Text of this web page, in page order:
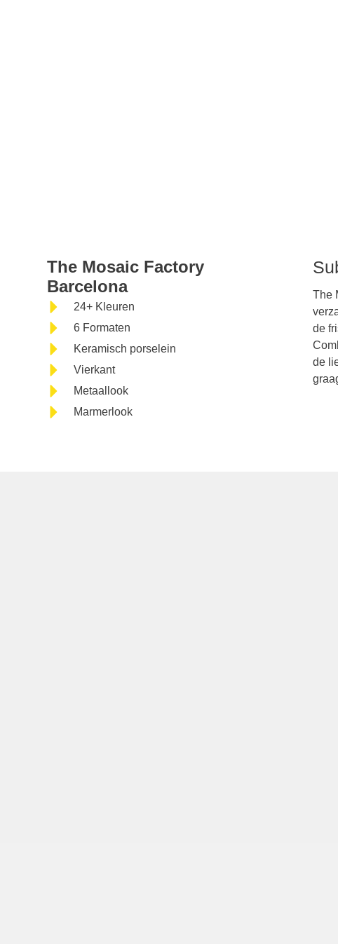
The Mosaic
The
de
de
The Mosaic Factory
Barcelona
24+ Kleuren
6 Formaten
Keramisch porselein
Vierkant
Metaallook
Marmerlook